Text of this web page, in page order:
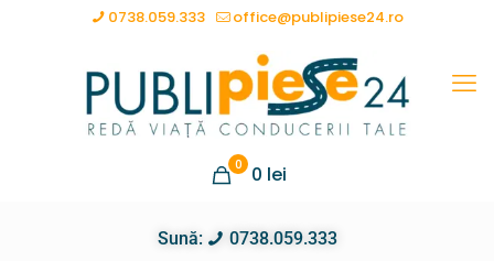
0738.059.333 office@publipiese24.ro
0 0 lei
Sună: 0738.059.333